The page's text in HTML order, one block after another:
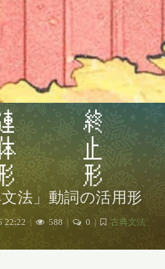
法」動詞の活用形
22:22 | 588 | 0 | 古典文法